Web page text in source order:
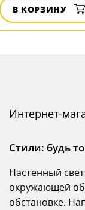
В КОРЗИНУ
Интернет-
Стили: будь
Настенный
окружающей
обстановке.